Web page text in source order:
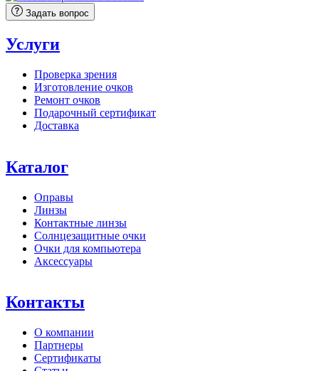
Задать вопрос
Услуги
Проверка зрения
Изготовление очков
Ремонт очков
Подарочный сертификат
Доставка
Каталог
Оправы
Линзы
Контактные линзы
Солнцезащитные очки
Очки для компьютера
Аксессуары
Контакты
О компании
Партнеры
Сертификаты